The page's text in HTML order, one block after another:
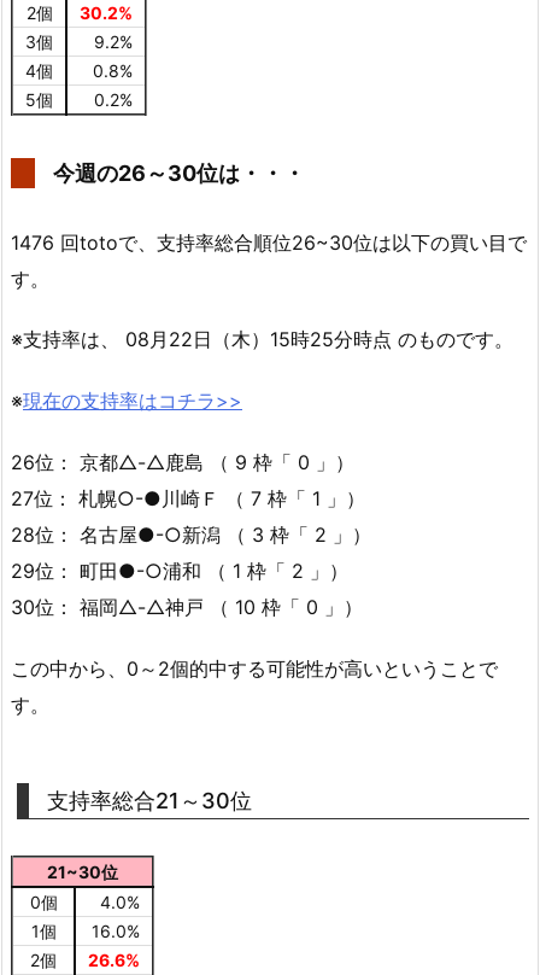
2個
30.2%
3個
9.2%
4個
0.8%
5個
0.2%
今週の26～30位は・・・
1476 回totoで、支持率総合順位26~30位は以下の買い目で
す。
※支持率は、 08月22日（木）15時25分時点 のものです。
※現在の支持率はコチラ>>
26位： 京都△-△鹿島 （ 9 枠「 0 」）
27位： 札幌○-●川崎Ｆ （ 7 枠「 1 」）
28位： 名古屋●-○新潟 （ 3 枠「 2 」）
29位： 町田●-○浦和 （ 1 枠「 2 」）
30位： 福岡△-△神戸 （ 10 枠「 0 」）
この中から、0～2個的中する可能性が高いということで
す。
支持率総合21～30位
21~30位
0個
4.0%
1個
16.0%
2個
26.6%